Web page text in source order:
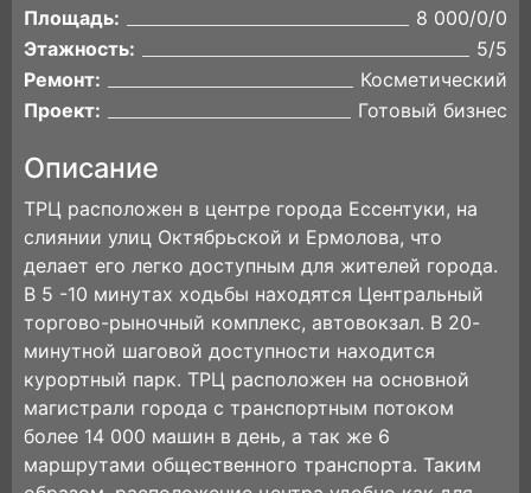
Площадь:
8 000/0/0
Этажность:
5/5
Ремонт:
Косметический
Проект:
Готовый бизнес
Описание
ТРЦ расположен в центре города Ессентуки, на
слиянии улиц Октябрьской и Ермолова, что
делает его легко доступным для жителей города.
В 5 -10 минутах ходьбы находятся Центральный
торгово-рыночный комплекс, автовокзал. В 20-
минутной шаговой доступности находится
курортный парк. ТРЦ расположен на основной
магистрали города с транспортным потоком
более 14 000 машин в день, а так же 6
маршрутами общественного транспорта. Таким